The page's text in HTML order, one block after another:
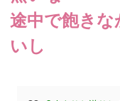
途中で飽き
いし